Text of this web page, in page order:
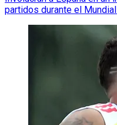
partidos durante el